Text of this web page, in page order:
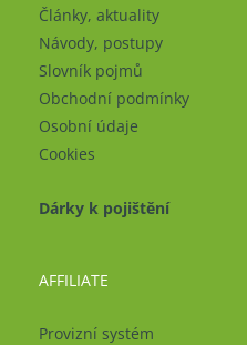
Články, aktuality
Návody, postupy
Slovník pojmů
Obchodní podmínky
Osobní údaje
Cookies
Dárky k pojištění
AFFILIATE
Provizní systém